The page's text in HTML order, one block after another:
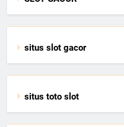
situs slot gacor
situs toto slot